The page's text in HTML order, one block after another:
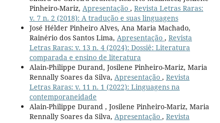
Pinheiro-Mariz, Apresentação , Revista Letras Raras:
v. 7 n. 2 (2018): A tradução e suas linguagens
José Hélder Pinheiro Alves, Ana Maria Machado,
Rainério dos Santos Lima, Apresentação , Revista
Letras Raras: v. 13 n. 4 (2024): Dossiê: Literatura
comparada e ensino de literatura
Alain-Philippe Durand, Josilene Pinheiro-Mariz, Maria
Rennally Soares da Silva, Apresentação , Revista
Letras Raras: v. 11 n. 1 (2022): Linguagens na
contemporaneidade
Alain-Philippe Durand , Josilene Pinheiro-Mariz, Maria
Rennally Soares da Silva, Apresentação , Revista